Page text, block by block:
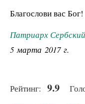
Благослови вас Бог!
Патриарх
5 марта 2017 г.
Рейтинг: 9.9